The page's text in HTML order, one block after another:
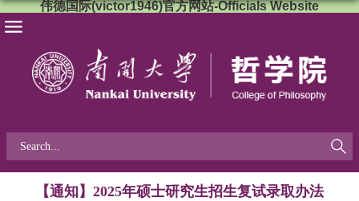
伟德国际(victor1946)官方网站-Officials Website
【通知】2025年硕士研究生招生复试录取办法